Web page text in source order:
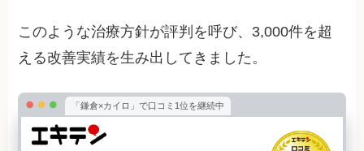
このような治療方針が評判を呼び、3,000件を超
える改善実績を生み出してきました。
「鎌倉×カイロ」で口コミ1位を継続中